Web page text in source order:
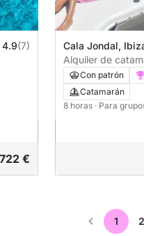
4.9(7)
€
Cala Jondal,
Alquiler de
Nada, Navega y
Con patrón
Catamarán
8 horas · Para
1 2